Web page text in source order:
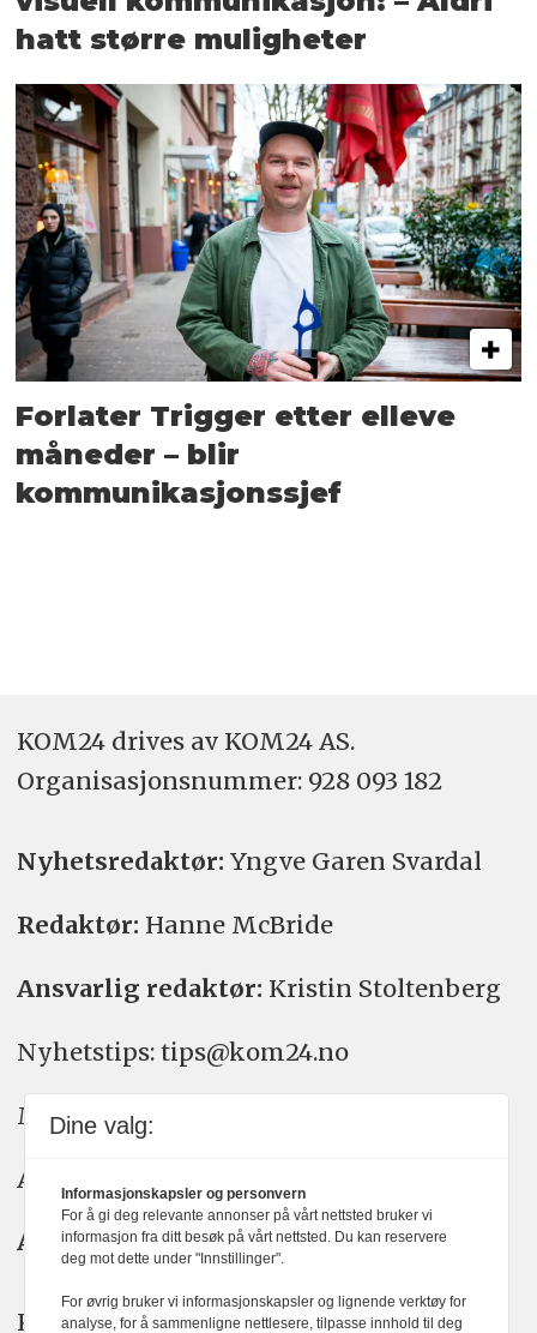
hatt større muligheter
Forlater Trigger etter elleve
måneder – blir
kommunikasjonssjef
KOM24 drives av KOM24 AS.
Organisasjons­nummer: 928 093 182
Nyhetsredaktør: Yngve Garen Svardal
Redaktør: Hanne McBride
Ansvarlig redaktør: Kristin Stoltenberg
Nyhetstips: tips@kom24.no
Meninger: meninger@kom24.no
Annonse: annonse@watchmedia.no
Abonnement:kom24@watchmedia.no
KOM24 arbeider etter Vær Varsom-
Dine valg:
Informasjonskapsler og personvern
For å gi deg relevante annonser på vårt nettsted bruker vi
informasjon fra ditt besøk på vårt nettsted. Du kan reservere
deg mot dette under "Innstillinger".
For øvrig bruker vi informasjonskapsler og lignende verktøy for
analyse, for å sammenligne nettlesere, tilpasse innhold til deg